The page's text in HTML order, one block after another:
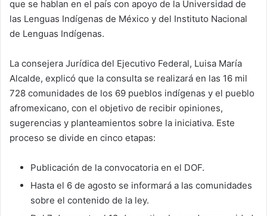
que se hablan en el país con apoyo de la Universidad de
las Lenguas Indígenas de México y del Instituto Nacional
de Lenguas Indígenas.
La consejera Jurídica del Ejecutivo Federal, Luisa María
Alcalde, explicó que la consulta se realizará en las 16 mil
728 comunidades de los 69 pueblos indígenas y el pueblo
afromexicano, con el objetivo de recibir opiniones,
sugerencias y planteamientos sobre la iniciativa. Este
proceso se divide en cinco etapas:
Publicación de la convocatoria en el DOF.
Hasta el 6 de agosto se informará a las comunidades
sobre el contenido de la ley.